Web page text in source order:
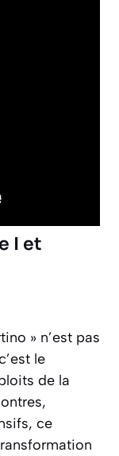
I et
» n’est pas
le
de la
ce